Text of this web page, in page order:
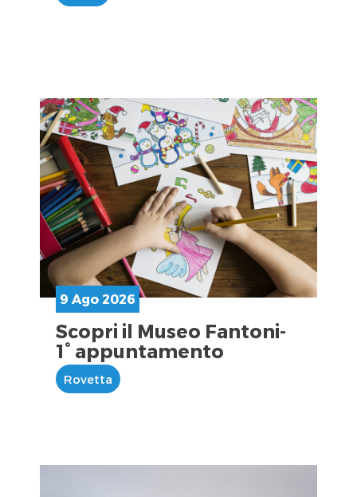
9 Ago 2026
Scopri il Museo Fantoni-
1° appuntamento
Rovetta